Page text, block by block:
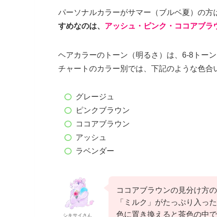
パーソナルカラーがサマー（ブルベ夏）の
すめなのは、 アッシュ・ピンク・ココアブラ
ヘアカラーのトーン（明るさ）は、6-8トー
チャートのカラー別では、下記のような色合
グレージュ
ピンクブラウン
ココアブラウン
アッシュ
ラベンダー
シキサイさん
ココアブラウンの見分け方
「ミルク」がたっぷり入っ
色に置き換えると茶色の中